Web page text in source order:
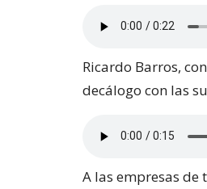
Ricardo Barros,
decálogo con las
A las empresas